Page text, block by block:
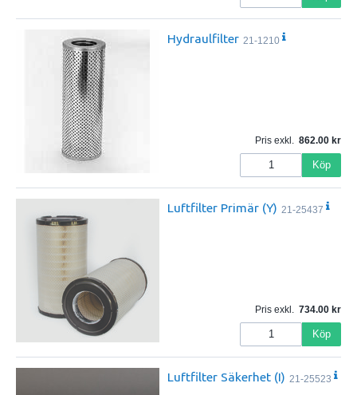
Hydraulfilter 21-1210
Pris exkl. 862.00
Köp
Luftfilter Primär (Y) 21-25437
Pris exkl. 734.00
Köp
Luftfilter Säkerhet (I) 21-25523